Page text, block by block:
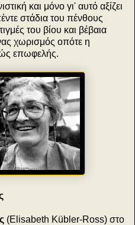
και μόνο γι' αυτό αξίζει
στάδια του πένθους
του βίου και βέβαια
χωρισμός οπότε η
επωφελής.
(Elisabeth Kübler-Ross) στο